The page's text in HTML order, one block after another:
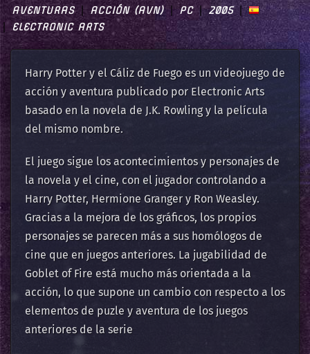
AVENTURAS ACCIÓN (AVN) PC
2005
ELECTRONIC ARTS
Harry Potter y el Cáliz de Fuego es un videojuego de
acción y aventura publicado por Electronic Arts
basado en la novela de J.K. Rowling y la película
del mismo nombre.
El juego sigue los acontecimientos y personajes de
la novela y el cine, con el jugador controlando a
Harry Potter, Hermione Granger y Ron Weasley.
Gracias a la mejora de los gráficos, los propios
personajes se parecen más a sus homólogos de
cine que en juegos anteriores. La jugabilidad de
Goblet of Fire está mucho más orientada a la
acción, lo que supone un cambio con respecto a los
elementos de puzle y aventura de los juegos
anteriores de la serie